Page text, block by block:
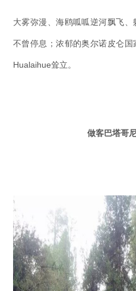
大雾弥漫、海鸥呱呱逆河飘飞、
不曾停息；浓郁的奥尔诺皮仑
Hualaihue耸立。
做客巴塔哥